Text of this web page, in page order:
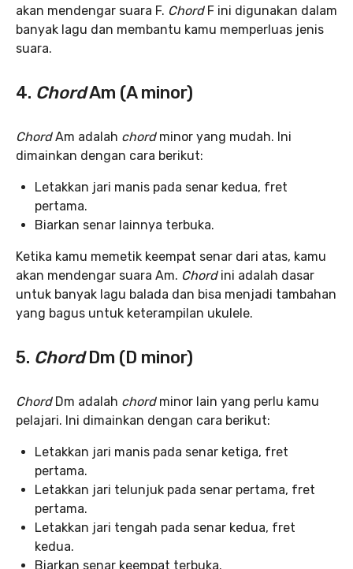
akan mendengar suara F. ChordF ini digunakan dalam
banyak lagu dan membantu kamu memperluas jenis
suara.
4. ChordAm (A minor)
ChordAm adalah chordminor yang mudah. Ini
dimainkan dengan cara berikut:
Letakkan jari manis pada senar kedua, fret
pertama.
Biarkan senar lainnya terbuka.
Ketika kamu memetik keempat senar dari atas, kamu
akan mendengar suara Am. Chordini adalah dasar
untuk banyak lagu balada dan bisa menjadi tambahan
yang bagus untuk keterampilan ukulele.
5. ChordDm (D minor)
ChordDm adalah chordminor lain yang perlu kamu
pelajari. Ini dimainkan dengan cara berikut:
Letakkan jari manis pada senar ketiga, fret
pertama.
Letakkan jari telunjuk pada senar pertama, fret
pertama.
Letakkan jari tengah pada senar kedua, fret
kedua.
Biarkan senar keempat terbuka.